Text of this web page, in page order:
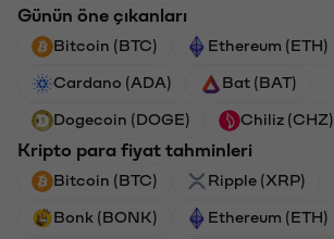
Günün öne çıkanları
Bitcoin (BTC) Ethereum (ETH)
Cardano (ADA) Bat (BAT)
Dogecoin (DOGE) Chiliz (CHZ)
Kripto para fiyat tahminleri
Bitcoin (BTC) Ripple (XRP)
Bonk (BONK) Ethereum (ETH)